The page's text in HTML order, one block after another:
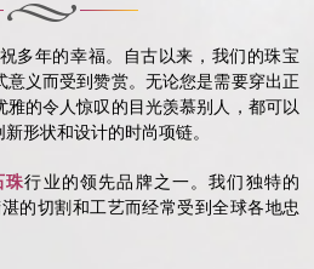
多年的幸福。自古以来，我们的珠宝
义而受到赞赏。无论您是需要穿出正
的令人惊叹的目光羡慕别人，都可以
形状和设计的时尚项链。
珠行业的领先品牌之一。我们独特的
的切割和工艺而经常受到全球各地忠